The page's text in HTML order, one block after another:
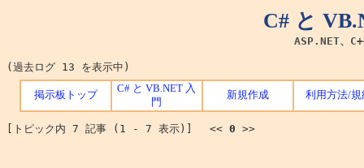
C# と
ASP.NET、
(過去ログ 13 を表示中)
掲示板トップ
C# と VB.NET 入
門
新規作成 利用方法/規
[トピック内 7 記事 (1 - 7 表示)] << 0 >>